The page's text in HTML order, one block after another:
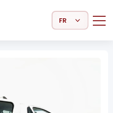
Select Language